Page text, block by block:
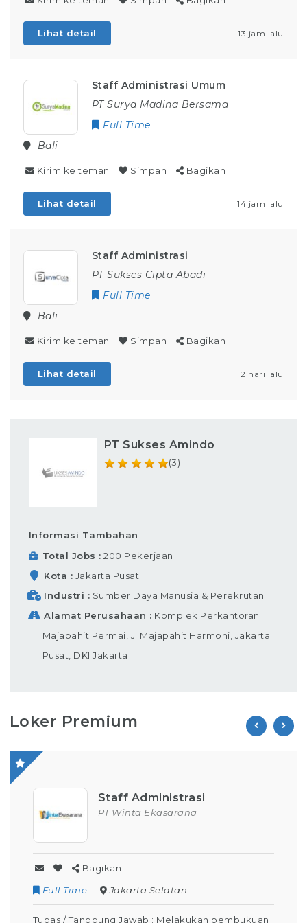
Lihat detail 13 jam lalu
Staff Administrasi Umum
PT Surya Madina Bersama
Full Time
Bali
Kirim ke teman Simpan Bagikan
Lihat detail 14 jam lalu
Staff Administrasi
PT Sukses Cipta Abadi
Full Time
Bali
Kirim ke teman Simpan Bagikan
Lihat detail 2 hari lalu
PT Sukses Amindo
(3)
Informasi Tambahan
Total Jobs
200 Pekerjaan
Kota
Jakarta Pusat
Industri
Sumber Daya Manusia & Perekrutan
Alamat Perusahaan
Komplek Perkantoran
Majapahit Permai, Jl Majapahit Harmoni, Jakarta
Pusat, DKI Jakarta
Loker Premium
Operator Produksi
PT Parion Indo Tama
Contract
Kuningan
Tugas / Tanggung Jawab : Melakukan